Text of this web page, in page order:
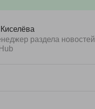
раздела новостей